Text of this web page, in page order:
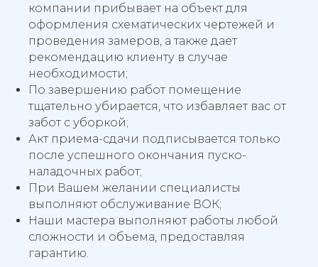
компании прибывает на объект для
оформления схематических чертежей и
проведения замеров, а также дает
рекомендацию клиенту в случае
необходимости;
По завершению работ помещение
тщательно убирается, что избавляет вас от
забот с уборкой;
Акт приема-сдачи подписывается только
после успешного окончания пуско-
наладочных работ;
При Вашем желании специалисты
выполняют обслуживание ВОК;
Наши мастера выполняют работы любой
сложности и объема, предоставляя
гарантию.